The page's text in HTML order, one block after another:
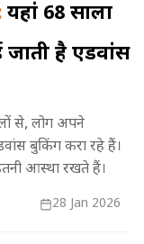
यहां 68 सालों
है एडवांस
से, लोग अपने
बुकिंग करा रहे हैं।
आस्था रखते हैं।
28 Jan 2026